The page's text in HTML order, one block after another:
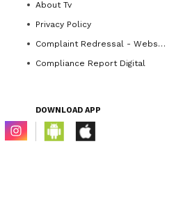
About Tv
Privacy Policy
Complaint Redressal - Website
Compliance Report Digital
DOWNLOAD APP